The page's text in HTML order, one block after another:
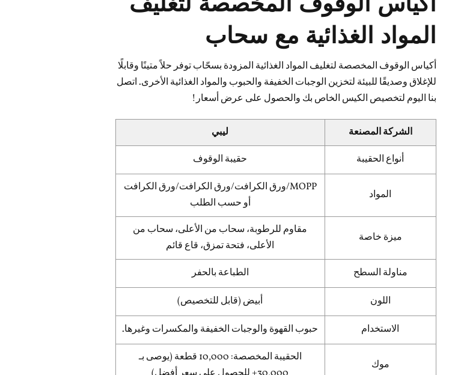
المواد الغذائية مع سحاب
أكياس الوقوف المخصصة لتغليف المواد الغذائية المزودة بسحّاب توفر حلاً متينًا وقابلًا
للإغلاق وصديقًا للبيئة لتخزين الوجبات الخفيفة والحبوب والمواد الغذائية الأخرى. اتصل
بنا اليوم لتخصيص الكيس الخاص بك والحصول على عرض أسعار!
الشركة المصنعة ليبي
أنواع الحقيبة حقيبة الوقوف
المواد
MOPP/ورق الكرافت/ورق الكرافت/ورق الكرافت
أو حسب الطلب
ميزة خاصة
مقاوم للرطوبة، سحاب من الأعلى، سحاب من
الأعلى، فتحة تمزق، قاع قائم
مناولة السطح الطباعة بالحفر
اللون أبيض (قابل للتخصيص)
الاستخدام حبوب القهوة والوجبات الخفيفة والمكسرات وغيرها.
موك
الحقيبة المخصصة: 10,000 قطعة (يوصى بـ